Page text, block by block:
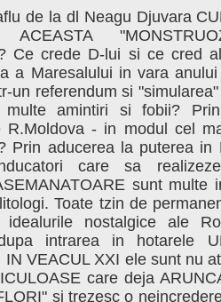
de la dl Neagu Djuvara
ACEASTA
Ce crede D-lui si ce cred
a Maresalului in vara
un referendum si
amintiri si fobii? Prin
R.Moldova - in modul cel
Prin aducerea la puterea in
care sa
sunt multe
Toate tzin de
idealurile nostalgice ale
intrarea in hotarele
VEACUL XXI ele sunt nu
care deja
si trezesc o